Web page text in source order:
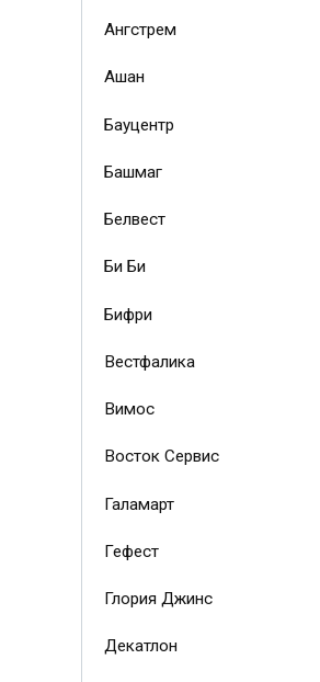
Ангстрем
Ашан
Бауцентр
Башмаг
Белвест
Би Би
Бифри
Вестфалика
Вимос
Восток Сервис
Галамарт
Гефест
Глория Джинс
Декатлон